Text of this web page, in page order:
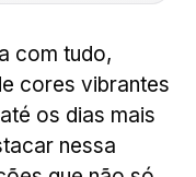
com tudo,
cores vibrantes
os dias mais
nessa